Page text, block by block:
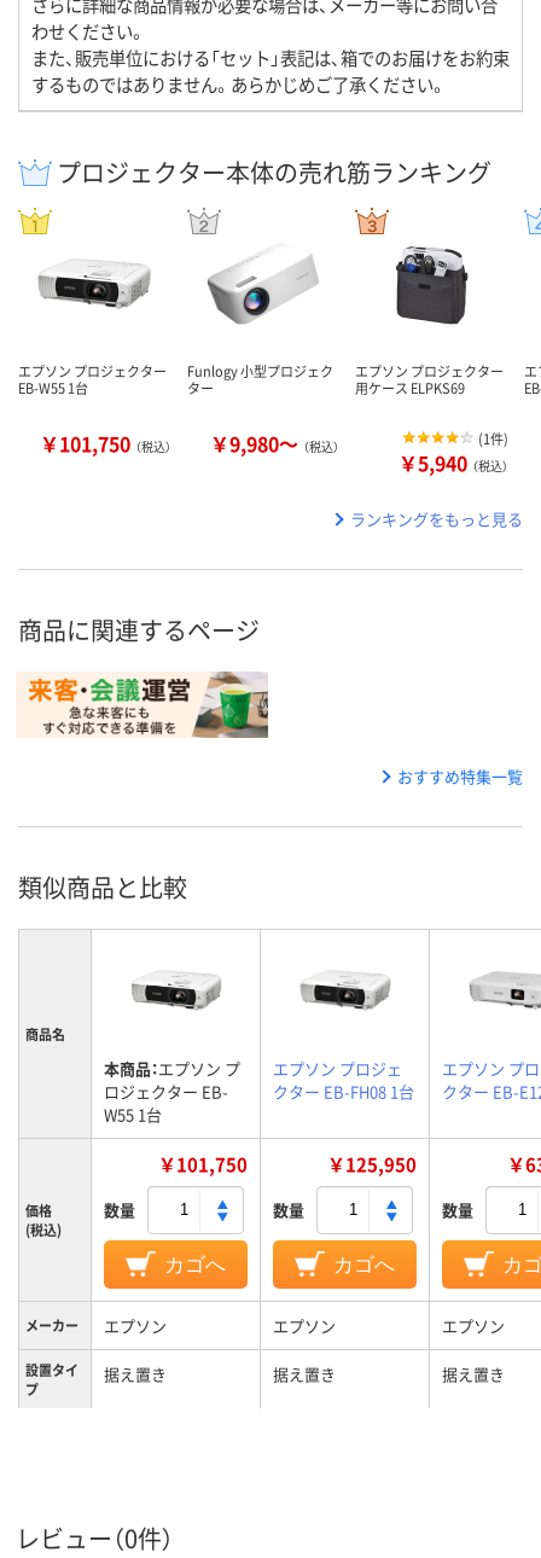
わせください。
また、販売単位における「セット」表記は、箱でのお届けをお約束
するものではありません。あらかじめご了承ください。
プロジェクター本体の売れ筋ランキング
エプソン プロジェクター
EB-W55 1台
￥101,750 （税込）
Funlogy 小型プロジェク
ター
￥9,980～ （税込）
エプソン プロジェクター
用ケース ELPKS69
(1件)
￥5,940 （税込）
ランキングをもっと見る
商品に関連するページ
おすすめ特集一覧
類似商品と比較
商品名
本商品：エプソン プ
ロジェクター EB-
W55 1台
エプソン プロジェ
クター EB-FH08 1台
エプソン プ
クター EB-
価格
(税込)
￥101,750
数量
カゴへ
￥125,950
数量
カゴへ
￥
数量
カ
メーカー エプソン エプソン エプソン
設置タイ
プ
据え置き 据え置き 据え置き
レビュー（0件）